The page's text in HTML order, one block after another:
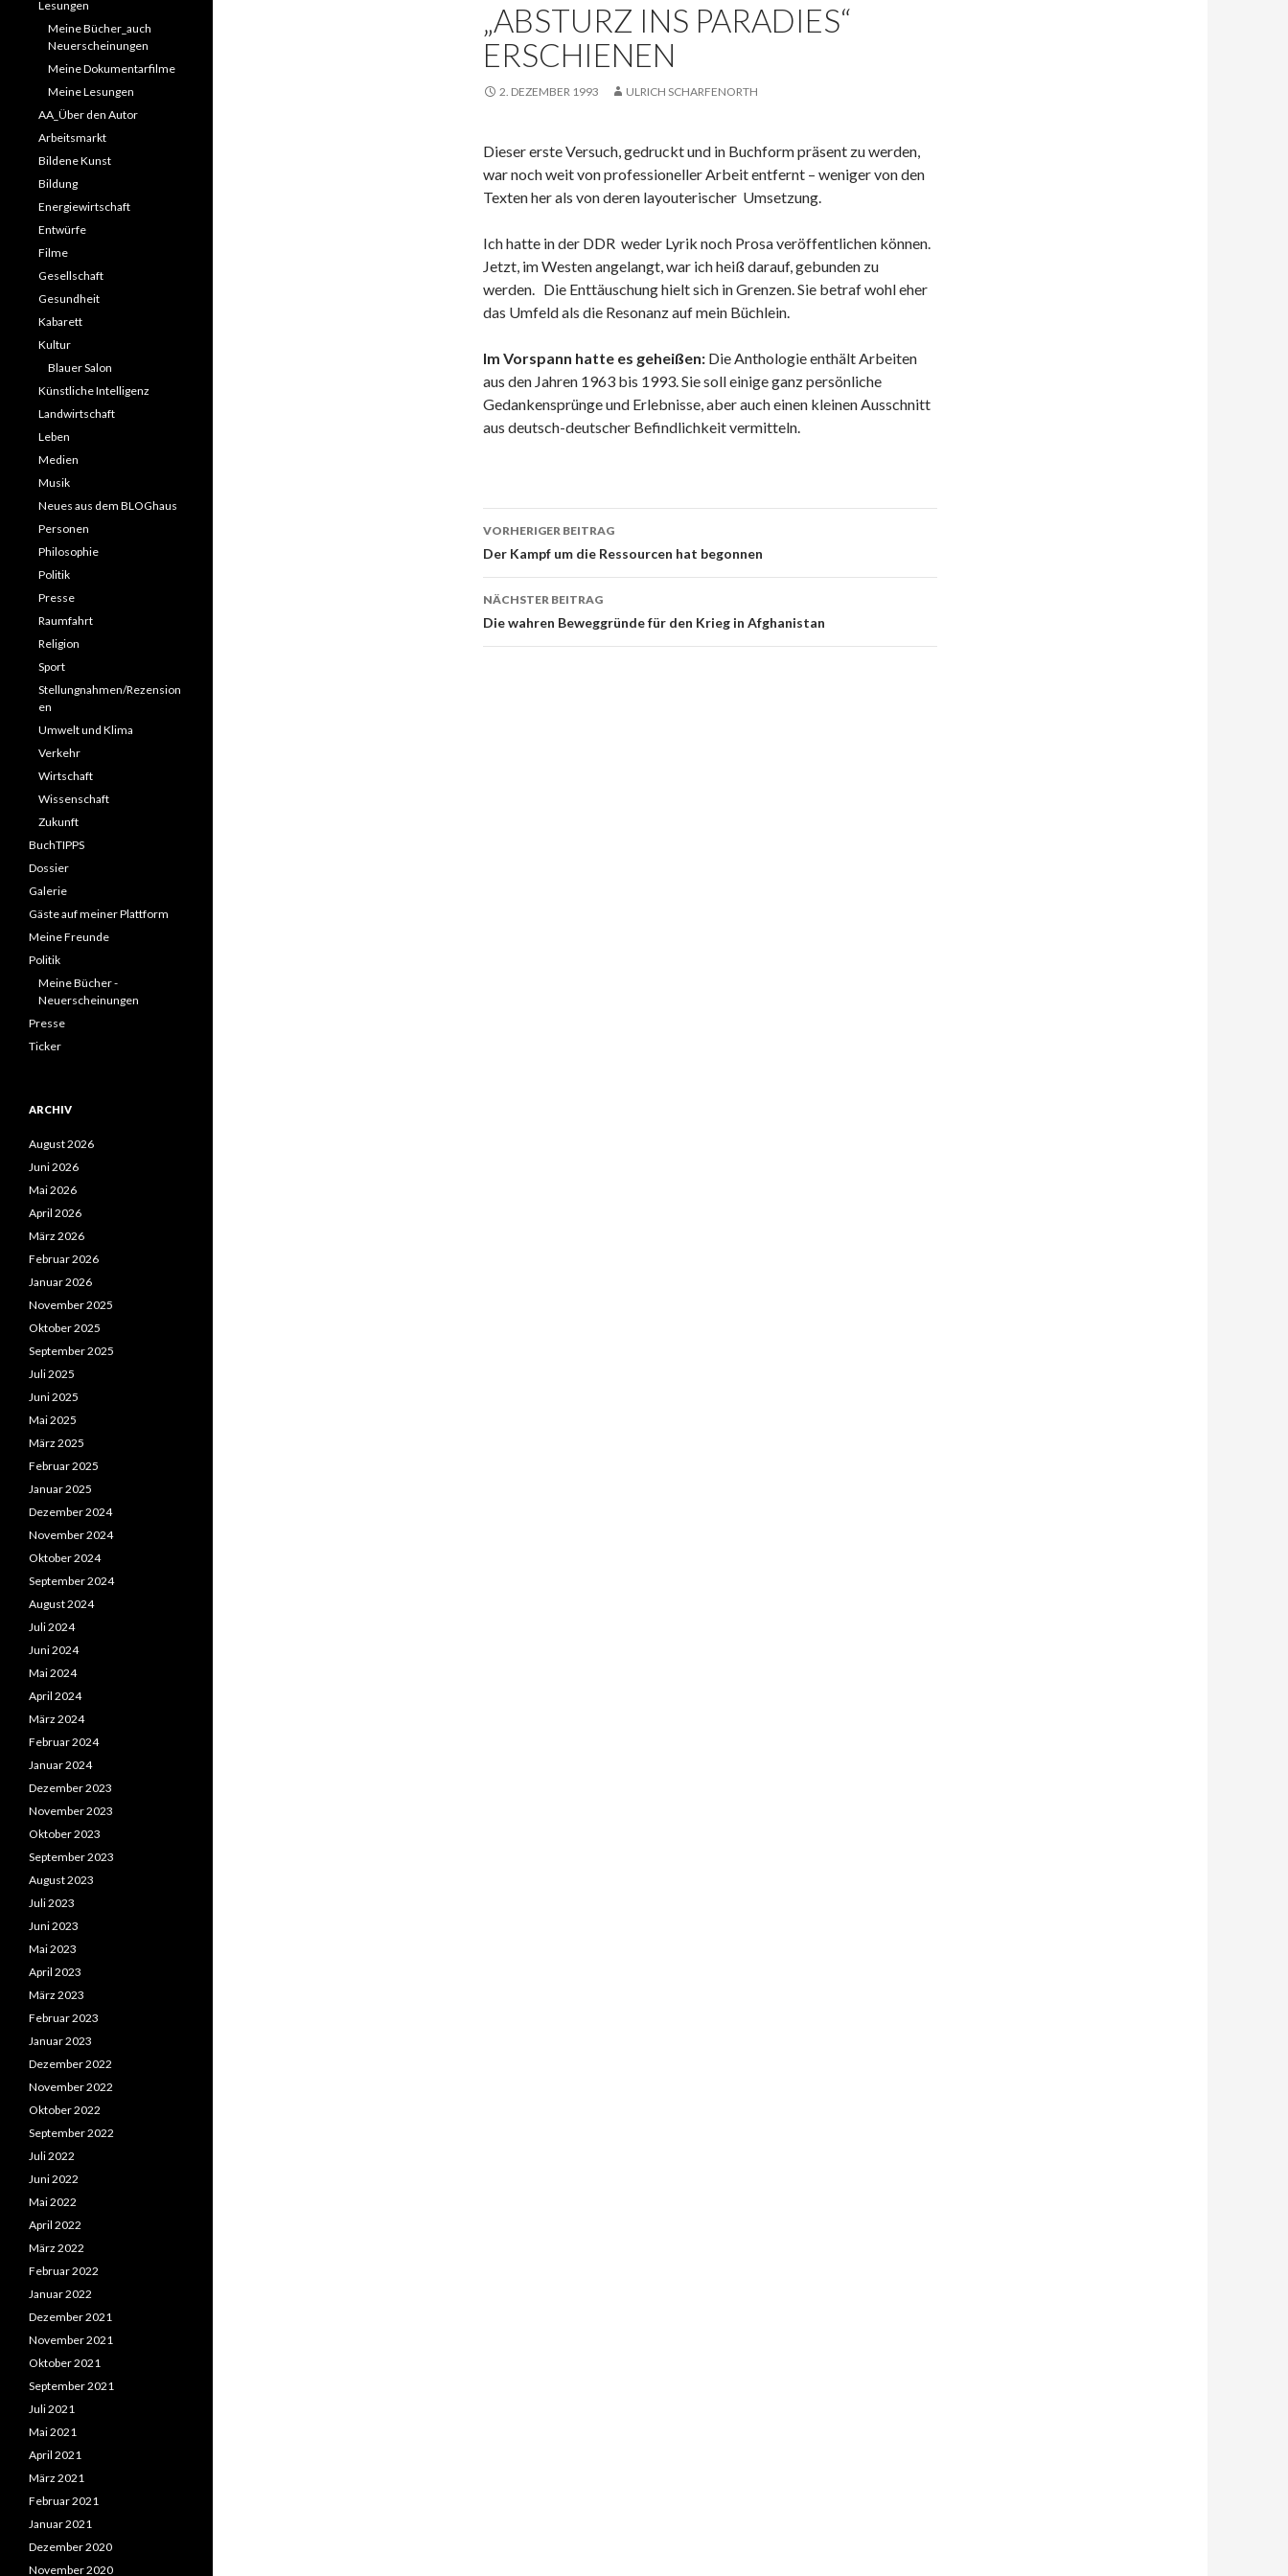
„ABSTURZ INS PARADIES“
ERSCHIENEN
2. DEZEMBER 1993 ULRICH SCHARFENORTH
Dieser erste Versuch, gedruckt und in Buchform präsent zu werden,
war noch weit von professioneller Arbeit entfernt – weniger von den
Texten her als von deren layouterischer Umsetzung.
Ich hatte in der DDR weder Lyrik noch Prosa veröffentlichen können.
Jetzt, im Westen angelangt, war ich heiß darauf, gebunden zu
werden. Die Enttäuschung hielt sich in Grenzen. Sie betraf wohl eher
das Umfeld als die Resonanz auf mein Büchlein.
Im Vorspann hatte es geheißen: Die Anthologie enthält Arbeiten
aus den Jahren 1963 bis 1993. Sie soll einige ganz persönliche
Gedankensprünge und Erlebnisse, aber auch einen kleinen Ausschnitt
aus deutsch-deutscher Befindlichkeit vermitteln.
Beitrags-
Navigation
VORHERIGER BEITRAG
Der Kampf um die Ressourcen hat begonnen
NÄCHSTER BEITRAG
Die wahren Beweggründe für den Krieg in Afghanistan
Lesungen
Meine Bücher_auch
Neuerscheinungen
Meine Dokumentarfilme
Meine Lesungen
AA_Über den Autor
Arbeitsmarkt
Bildene Kunst
Bildung
Energiewirtschaft
Entwürfe
Filme
Gesellschaft
Gesundheit
Kabarett
Kultur
Blauer Salon
Künstliche Intelligenz
Landwirtschaft
Leben
Medien
Musik
Neues aus dem BLOGhaus
Personen
Philosophie
Politik
Presse
Raumfahrt
Religion
Sport
Stellungnahmen/Rezension
en
Umwelt und Klima
Verkehr
Wirtschaft
Wissenschaft
Zukunft
BuchTIPPS
Dossier
Galerie
Gäste auf meiner Plattform
Meine Freunde
Politik
Meine Bücher -
Neuerscheinungen
Presse
Ticker
ARCHIV
August 2026
Juni 2026
Mai 2026
April 2026
März 2026
Februar 2026
Januar 2026
November 2025
Oktober 2025
September 2025
Juli 2025
Juni 2025
Mai 2025
März 2025
Februar 2025
Januar 2025
Dezember 2024
November 2024
Oktober 2024
September 2024
August 2024
Juli 2024
Juni 2024
Mai 2024
April 2024
März 2024
Februar 2024
Januar 2024
Dezember 2023
November 2023
Oktober 2023
September 2023
August 2023
Juli 2023
Juni 2023
Mai 2023
April 2023
März 2023
Februar 2023
Januar 2023
Dezember 2022
November 2022
Oktober 2022
September 2022
Juli 2022
Juni 2022
Mai 2022
April 2022
März 2022
Februar 2022
Januar 2022
Dezember 2021
November 2021
Oktober 2021
September 2021
Juli 2021
Mai 2021
April 2021
März 2021
Februar 2021
Januar 2021
Dezember 2020
November 2020